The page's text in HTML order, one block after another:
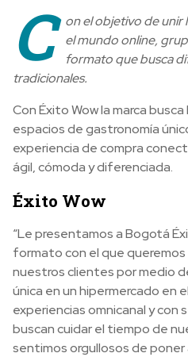
C
on el objetivo de unir
el mundo online,
formato que busca
tradicionales.
Con Éxito Wow la marca
espacios de gastronomía
experiencia de compra
ágil, cómoda y diferenciada.
Éxito Wow
“Le presentamos a Bogotá
formato con el que
nuestros clientes por medio
única en un hipermercado en
experiencias omnicanal y con
buscan cuidar el tiempo de
sentimos orgullosos de